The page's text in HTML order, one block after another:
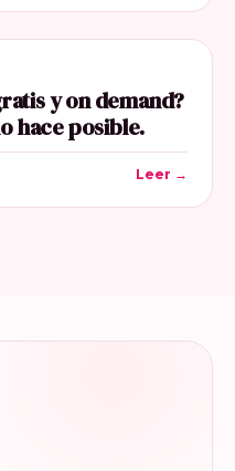
y on demand?
hace posible.
Leer →